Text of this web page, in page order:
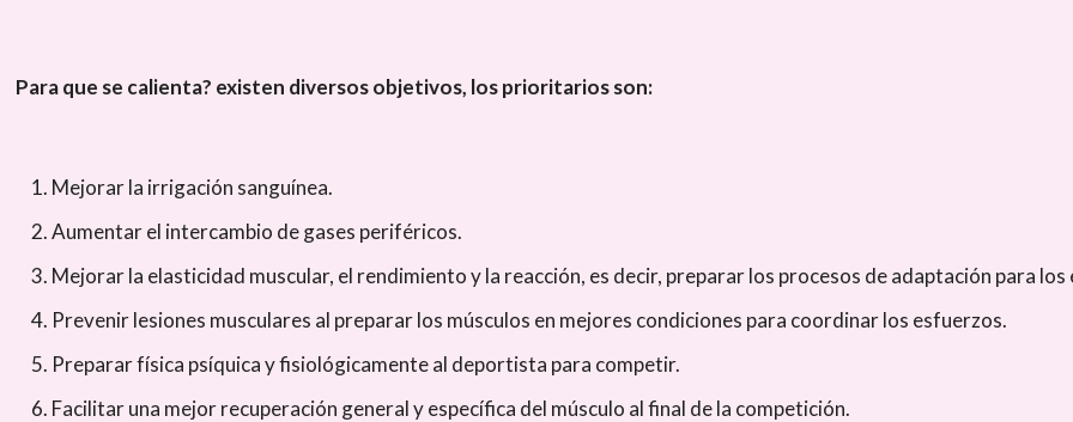
Para que se calienta? existen diversos objetivos, los prioritarios son:
Mejorar la irrigación sanguínea.
Aumentar el intercambio de gases periféricos.
Mejorar la elasticidad muscular, el rendimiento y la reacción, es decir, preparar los procesos de adaptación para
Prevenir lesiones musculares al preparar los músculos en mejores condiciones para coordinar los esfuerzos.
Preparar física psíquica y fisiológicamente al deportista para competir.
Facilitar una mejor recuperación general y específica del músculo al final de la competición.